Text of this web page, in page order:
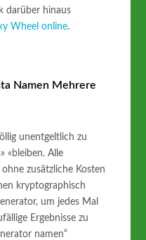
darüber hinaus
Wheel online.
Namen Mehrere
unentgeltlich zu
«bleiben. Alle
zusätzliche Kosten
kryptographisch
um jedes Mal
Ergebnisse zu
namen“